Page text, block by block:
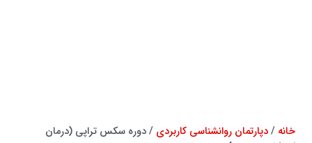
خانه /دپارتمان روانشناسی کاربردی / دوره سکس تراپی (درمان